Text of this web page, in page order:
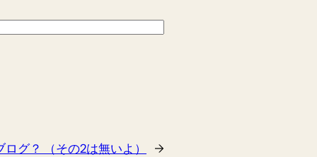
ログ？ （その2は無いよ） →